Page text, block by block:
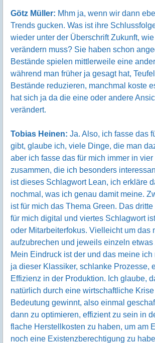
Götz Müller: Mhm ja, wenn wir dann
Trends gucken. Was ist ihre
wieder unter der Überschrift Zukunft,
verändern muss? Sie haben schon
Bestände spielen mittlerweile eine
während man früher ja gesagt hat,
Bestände reduzieren, manchmal koste
hat sich ja da die eine oder andere
verändert.
Tobias Heinen: Ja. Also, ich fasse das
gibt, glaube ich, viele Dinge, die man
aber ich fasse das für mich immer in
zusammen, die ich besonders
ist dieses Schlagwort Lean, ich erkläre
nochmal, was ich genau damit meine.
ist für mich das Thema Green. Das
für mich digital und viertes Schlagwort
oder Mitarbeiterfokus. Vielleicht um das
aufzubrechen und jeweils einzeln etwas
Mein Eindruck ist der und das meine ich
ja dieser Klassiker, schlanke Prozesse,
Effizienz in der Produktion. Ich glaube,
natürlich durch eine wirtschaftliche
Bedeutung gewinnt, also einmal
dann zu optimieren, effizient zu sein in
flache Herstellkosten zu haben, um am
noch eine Existenzberechtigung zu